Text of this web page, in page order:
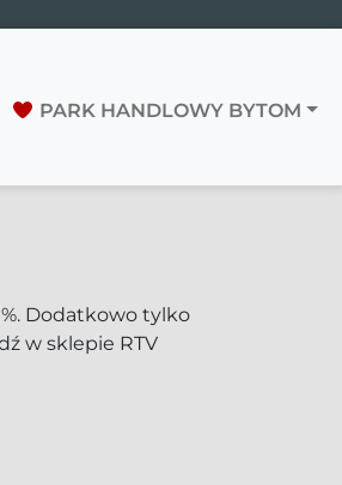
PARK HANDLOWY BYTOM
Dodatkowo tylko
w sklepie RTV